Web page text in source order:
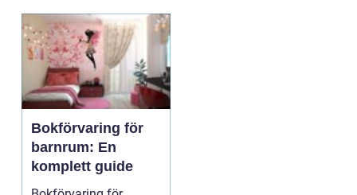
Bokförvaring för
barnrum: En
komplett guide